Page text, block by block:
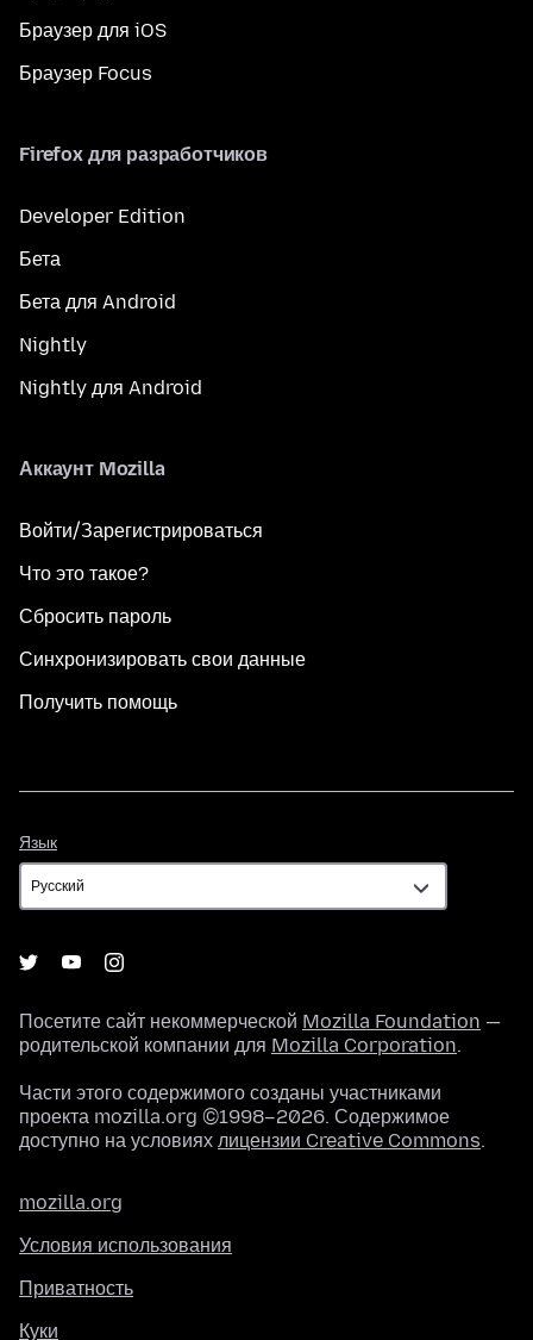
Браузер для iOS
Браузер Focus
Firefox для разработчиков
Developer Edition
Бета
Бета для Android
Nightly
Nightly для Android
Аккаунт Mozilla
Войти/Зарегистрироваться
Что это такое?
Сбросить пароль
Синхронизировать свои данные
Получить помощь
Язык
Посетите сайт некоммерческой Mozilla Foundation —
родительской компании для Mozilla Corporation.
Части этого содержимого созданы участниками
проекта mozilla.org ©1998–2026. Содержимое
доступно на условиях лицензии Creative Commons.
mozilla.org
Условия использования
Приватность
Куки